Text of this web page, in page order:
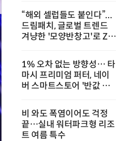
“해외 셀럽들도 붙인다”...
드림패치, 글로벌 트렌드
겨냥한 '모양반창고'로 Z세
1% 오차 없는 방향성… 타
마시 프리미엄 퍼터, 네이
버 스마트스토어 '반값 할
비 와도 폭염이어도 걱정
끝…실내 워터파크형 리조
트 여름 특수